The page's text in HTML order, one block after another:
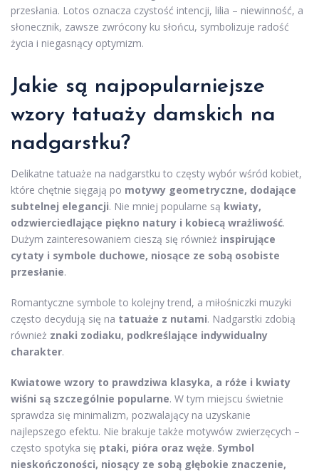
przesłania. Lotos oznacza czystość intencji, lilia – niewinność, a
słonecznik, zawsze zwrócony ku słońcu, symbolizuje radość
życia i niegasnący optymizm.
Jakie są najpopularniejsze
wzory tatuaży damskich na
nadgarstku?
Delikatne tatuaże na nadgarstku to częsty wybór wśród kobiet,
które chętnie sięgają po motywy geometryczne, dodające
subtelnej elegancji. Nie mniej popularne są kwiaty,
odzwierciedlające piękno natury i kobiecą wrażliwość.
Dużym zainteresowaniem cieszą się również inspirujące
cytaty i symbole duchowe, niosące ze sobą osobiste
przesłanie.
Romantyczne symbole to kolejny trend, a miłośniczki muzyki
często decydują się na tatuaże z nutami. Nadgarstki zdobią
również znaki zodiaku, podkreślające indywidualny
charakter.
Kwiatowe wzory to prawdziwa klasyka, a róże i kwiaty
wiśni są szczególnie popularne. W tym miejscu świetnie
sprawdza się minimalizm, pozwalający na uzyskanie
najlepszego efektu. Nie brakuje także motywów zwierzęcych –
często spotyka się ptaki, pióra oraz węże. Symbol
nieskończoności, niosący ze sobą głębokie znaczenie,